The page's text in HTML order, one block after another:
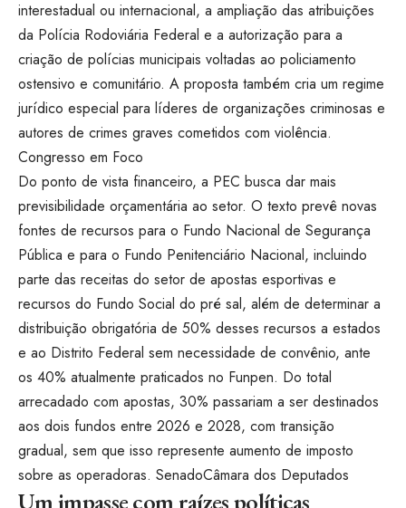
interestadual ou internacional, a ampliação das atribuições
da Polícia Rodoviária Federal e a autorização para a
criação de polícias municipais voltadas ao policiamento
ostensivo e comunitário. A proposta também cria um regime
jurídico especial para líderes de organizações criminosas e
autores de crimes graves cometidos com violência.
Congresso em Foco
Do ponto de vista financeiro, a PEC busca dar mais
previsibilidade orçamentária ao setor. O texto prevê novas
fontes de recursos para o Fundo Nacional de Segurança
Pública e para o Fundo Penitenciário Nacional, incluindo
parte das receitas do setor de apostas esportivas e
recursos do Fundo Social do pré sal, além de determinar a
distribuição obrigatória de 50% desses recursos a estados
e ao Distrito Federal sem necessidade de convênio, ante
os 40% atualmente praticados no Funpen. Do total
arrecadado com apostas, 30% passariam a ser destinados
aos dois fundos entre 2026 e 2028, com transição
gradual, sem que isso represente aumento de imposto
sobre as operadoras. SenadoCâmara dos Deputados
Um impasse com raízes políticas